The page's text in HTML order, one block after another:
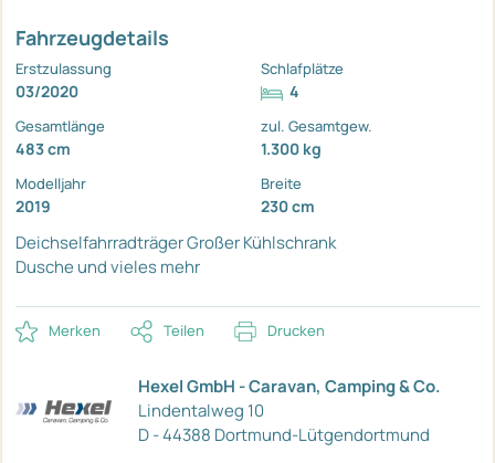
Fahrzeugdetails
Erstzulassung
03/2020
Schlafplätze
4
Gesamtlänge
483 cm
zul. Gesamtgew.
1.300 kg
Modelljahr
2019
Breite
230 cm
DeichselfahrradträgerGroßer Kühlschrank
Dusche und vieles mehr
Merken Teilen Drucken
Hexel GmbH - Caravan, Camping & Co.
Lindentalweg 10
D - 44388 Dortmund-Lütgendortmund